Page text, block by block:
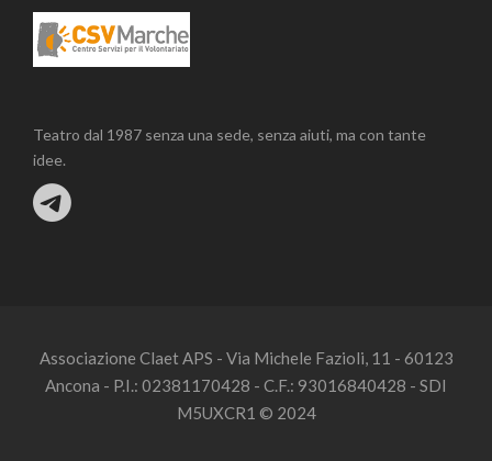
Teatro dal 1987 senza una sede, senza aiuti, ma con tante
idee.
Associazione Claet APS - Via Michele Fazioli, 11 - 60123
Ancona - P.I.: 02381170428 - C.F.: 93016840428 - SDI
M5UXCR1 © 2024